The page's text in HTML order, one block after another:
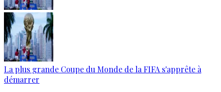
La plus grande Coupe du Monde de la FIFA s'apprête à
démarrer